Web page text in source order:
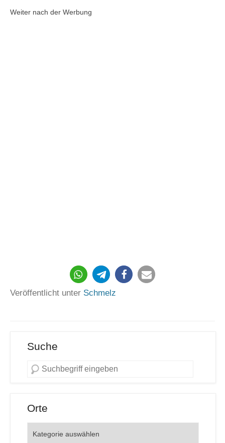
Weiter nach der Werbung
104
Veröffentlicht unter Schmelz
Suche
Orte